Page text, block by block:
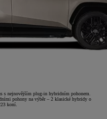
s nejnovějším plug-in hybridním pohonem.
pohony na výběr – 2 klasické hybridy o
koní.